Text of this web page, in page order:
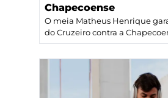
Chapecoense
O meia Matheus Henrique
do Cruzeiro contra a